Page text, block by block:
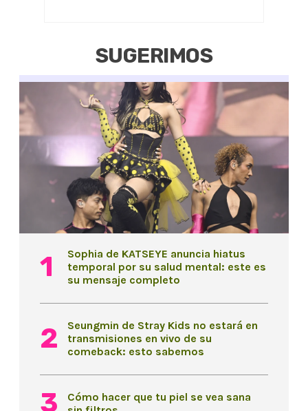
SUGERIMOS
Sophia de KATSEYE anuncia hiatus
temporal por su salud mental: este es
su mensaje completo
Seungmin de Stray Kids no estará en
transmisiones en vivo de su
comeback: esto sabemos
Cómo hacer que tu piel se vea sana